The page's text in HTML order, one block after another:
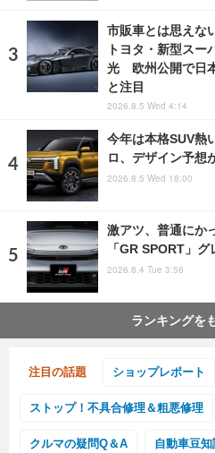
市販車とは思えな
トヨタ・新型スー
光 欧州公開で日
と注目
2026.8.5 Wed 4:14
今年は本格SUV熱
ロ、デザイン予想
2026.8.5 Wed 18:00
激アツ、普通にか
「GR SPORT」
2026.8.4 Tue 3:56
ランキングを
注目の話題 ショップレポート
ストップ！不具合修理＆粗悪修理
クルマの疑問Q＆A 自動車豆知